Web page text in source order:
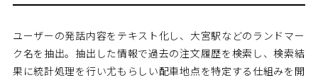
ユーザーの発話内容をテキスト化し、大宮駅などのランドマー
ク名を抽出。抽出した情報で過去の注文履歴を検索し、検索結
果に統計処理を行い尤もらしい配車地点を特定する仕組みを開